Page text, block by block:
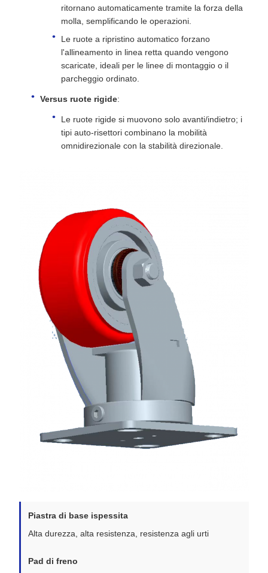
ritornano automaticamente tramite la forza della
molla, semplificando le operazioni.
Le ruote a ripristino automatico forzano
l'allineamento in linea retta quando vengono
scaricate, ideali per le linee di montaggio o il
parcheggio ordinato.
Versus ruote rigide:
Le ruote rigide si muovono solo avanti/indietro; i
tipi auto-risettori combinano la mobilità
omnidirezionale con la stabilità direzionale.
Piastra di base ispessita
Alta durezza, alta resistenza, resistenza agli urti
Pad di freno